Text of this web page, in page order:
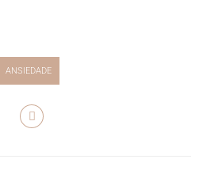
ANSIEDADE